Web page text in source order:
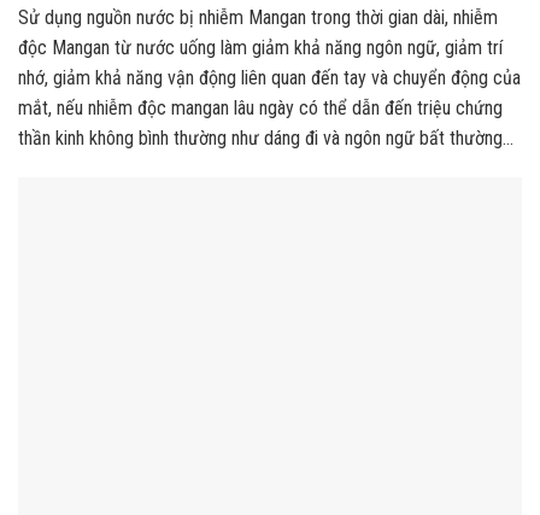
Sử dụng nguồn nước bị nhiễm Mangan trong thời gian dài, nhiễm
độc Mangan từ nước uống làm giảm khả năng ngôn ngữ, giảm trí
nhớ, giảm khả năng vận động liên quan đến tay và chuyển động của
mắt, nếu nhiễm độc mangan lâu ngày có thể dẫn đến triệu chứng
thần kinh không bình thường như dáng đi và ngôn ngữ bất thường…